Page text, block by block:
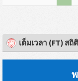
เต็มเวลา (FT) สถิติ